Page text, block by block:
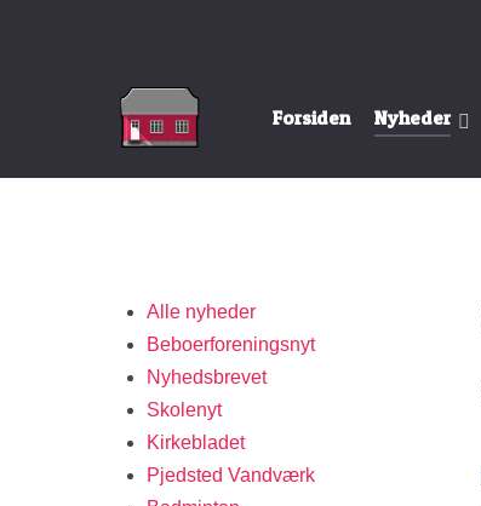
Forsiden Nyheder
Alle nyheder
Beboerforeningsnyt
Nyhedsbrevet
Skolenyt
Kirkebladet
Pjedsted Vandværk